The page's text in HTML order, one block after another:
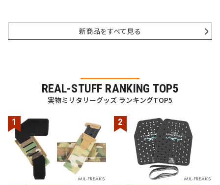
新商品をすべて見る
REAL-STUFF RANKING TOP5
実物ミリタリーグッズ ランキングTOP5